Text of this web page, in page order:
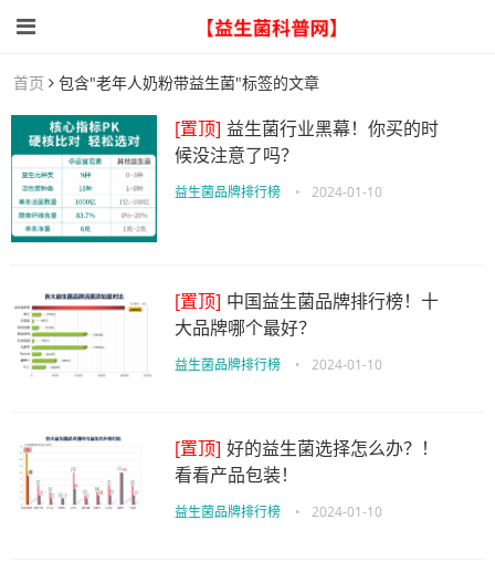
首页 包含"老年人奶粉带益生菌"标签的文章
[置顶] 益生菌行业黑幕！你买的时
候没注意了吗？
益生菌品牌排行榜 • 2024-01-10
[置顶] 中国益生菌品牌排行榜！十
大品牌哪个最好？
益生菌品牌排行榜 • 2024-01-10
[置顶] 好的益生菌选择怎么办？！
看看产品包装！
益生菌品牌排行榜 • 2024-01-10